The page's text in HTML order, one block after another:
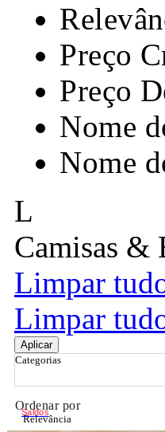
Preço
Preço
Nome
Nome
L
Camisas &
Limpar
Limpar
Aplicar
Categorias
Ordenar por
Relevância
Saldos